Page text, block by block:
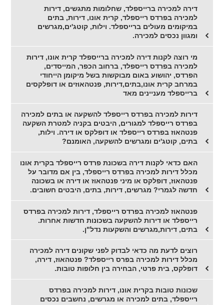
דירה למכירה ברייספלד, שחלומות מתגשים, דירות
למכירה בפרדס רייספלד, קרית אונו, דירות, בתים
במיקומים מעולים ברייספלד. וילות, קוטג'ים,מגרשים
ומגוון נכסים למכירה.
מי רוצה לקנות דירה למכירה ברייספלד קרית אונו, דירות
למכירה בפרדס רייספלד, ברחוב הכפר, המייסדים,
הפרדס, יהושוע באום מבוקשות בשל מיקומן הייחודי
במרחב קרית אונו,בתים,דירות, פנטהאוזים או דופלקסים
ברייספלד מעניינים מאד
דירות למכירה בפרדס רייספלד להשקעה או בתים למכירה
בפרדס רייספלד למגורים, היבטים בקניה למטרת השקעה
פנטהאוז בפרדס רייספלד או דופלקס או דירה. וילות,
בתים, קוטג'ים ומגרשים להשקעה, האומנם?
האם כדאי לקנות דירה בשכונת פרדס רייספלד בקרית אונו
מכלל דירות למכירה בפרדס רייספלד, בין אם מדובר על
פנטהאוז, דופלקס או מיני פנטהאוז או דירה או בשכונה
חדשה לגמרי? מגרשים, דירות, בתים, היבטים חשובים.
פנטהאוז למכירה בפרדס רייספלד, דירות למכירה בפרדס
רייספלד או דירות להשקעה בשכונות חדשות אחרות.
בתים, דירות,מגרשים והשקעות נדל"ן.
רוצים לדעת מה כדאי לבדוק לפני שקונים דירה למכירה
מכלל דירות למכירה בפרס רייספלד? פנטהאוז, דירה,
דופלקס, בית פרטי, הבחירה בין חלופות טובות.
שכונות טובות בקרית אונו, דירות למכירה בפרדס
רייספלד, בתים למכירה או מגרשים, נחשבים נכסים